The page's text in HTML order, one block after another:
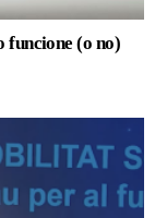
funcione (o no)